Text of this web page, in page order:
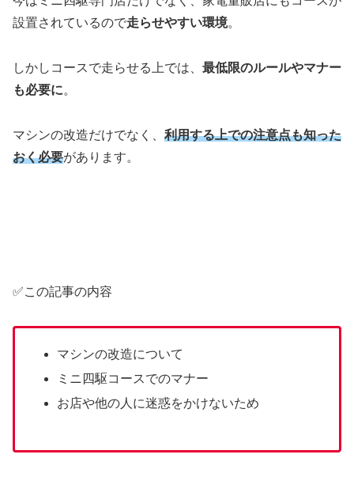
設置されているので走らせやすい環境。
しかしコースで走らせる上では、 最低限のルールやマナー
も必要に。
マシンの改造だけでなく、 利用する上での注意点も知った
おく必要があります。
✅この記事の内容
マシンの改造について
ミニ四駆コースでのマナー
お店や他の人に迷惑をかけないため